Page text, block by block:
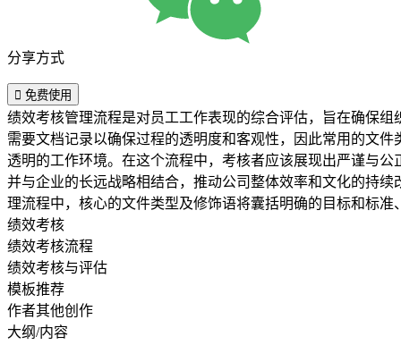
分享方式
 免费使用
绩效考核管理流程是对员工工作表现的综合评估，旨在确保
需要文档记录以确保过程的透明度和客观性，因此常用的文件类型包括自评表、经理评语、绩效
透明的工作环境。在这个流程中，考核者应该展现出严谨与
并与企业的长远战略相结合，推动公司整体效率和文化的持续改进。 文件的生成和存档应注重保密性、可靠性和实时性，以维护员工的隐私权益，并保证管理体系的有
理流程中，核心的文件类型及修饰语将囊括明确的目标和标
绩效考核
绩效考核流程
绩效考核与评估
模板推荐
作者其他创作
大纲/内容